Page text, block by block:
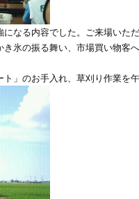
なる内容でした。ご来場いた
氷の振る舞い、市場買い物客
」のお手入れ、草刈り作業を午